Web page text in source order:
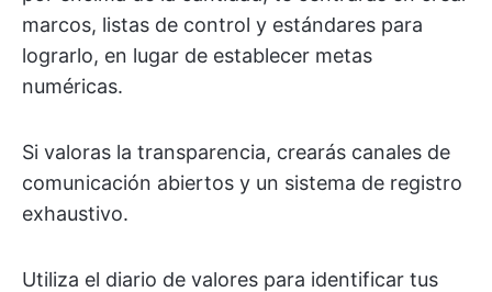
marcos, listas de control y estándares para
lograrlo, en lugar de establecer metas
numéricas.
Si valoras la transparencia, crearás canales de
comunicación abiertos y un sistema de registro
exhaustivo.
Utiliza el diario de valores para identificar tus